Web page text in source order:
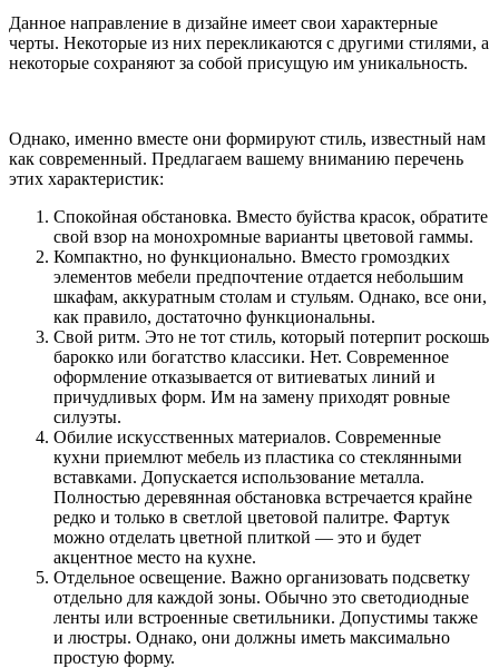
Данное направление в дизайне имеет свои характерные
черты. Некоторые из них перекликаются с другими стилями, а
некоторые сохраняют за собой присущую им уникальность.
Однако, именно вместе они формируют стиль, известный нам
как современный. Предлагаем вашему вниманию перечень
этих характеристик:
Спокойная обстановка. Вместо буйства красок, обратите
свой взор на монохромные варианты цветовой гаммы.
Компактно, но функционально. Вместо громоздких
элементов мебели предпочтение отдается небольшим
шкафам, аккуратным столам и стульям. Однако, все они,
как правило, достаточно функциональны.
Свой ритм. Это не тот стиль, который потерпит роскошь
барокко или богатство классики. Нет. Современное
оформление отказывается от витиеватых линий и
причудливых форм. Им на замену приходят ровные
силуэты.
Обилие искусственных материалов. Современные
кухни приемлют мебель из пластика со стеклянными
вставками. Допускается использование металла.
Полностью деревянная обстановка встречается крайне
редко и только в светлой цветовой палитре. Фартук
можно отделать цветной плиткой — это и будет
акцентное место на кухне.
Отдельное освещение. Важно организовать подсветку
отдельно для каждой зоны. Обычно это светодиодные
ленты или встроенные светильники. Допустимы также
и люстры. Однако, они должны иметь максимально
простую форму.